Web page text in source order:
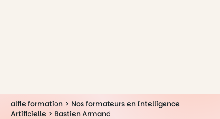
alfie formation > Nos formateurs en Intelligence
Artificielle > Bastien Armand